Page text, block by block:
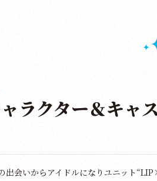
ラクター＆キャ
出会いからアイドルになりユニット